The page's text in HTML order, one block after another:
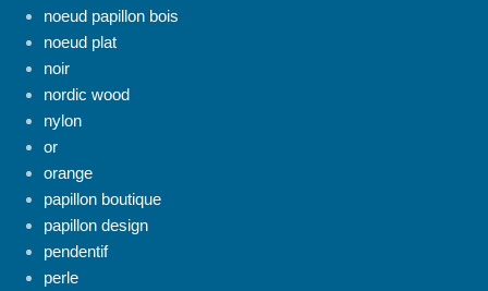
noeud papillon bois
noeud plat
noir
nordic wood
nylon
or
orange
papillon boutique
papillon design
pendentif
perle